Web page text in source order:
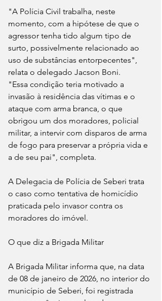
"A Polícia Civil trabalha, neste
momento, com a hipótese de que o
agressor tenha tido algum tipo de
surto, possivelmente relacionado ao
uso de substâncias entorpecentes",
relata o delegado Jacson Boni.
"Essa condição teria motivado a
invasão à residência das vítimas e o
ataque com arma branca, o que
obrigou um dos moradores, policial
militar, a intervir com disparos de arma
de fogo para preservar a própria vida e
a de seu pai", completa.
A Delegacia de Polícia de Seberi trata
o caso como tentativa de homicídio
praticada pelo invasor contra os
moradores do imóvel.
O que diz a Brigada Militar
A Brigada Militar informa que, na data
de 08 de janeiro de 2026, no interior do
município de Seberi, foi registrada